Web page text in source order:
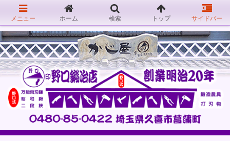
メニュー ホーム 検索 トップ サイドバー